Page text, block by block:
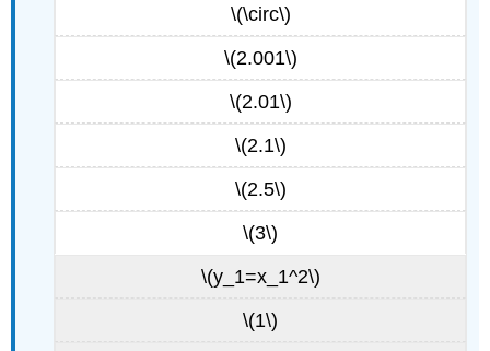
\(\circ\)
\(2.001\)
\(2.01\)
\(2.1\)
\(2.5\)
\(3\)
\(y_1=x_1^2\)
\(1\)